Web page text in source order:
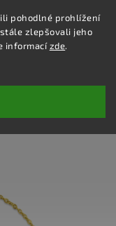
pohodlné prohlížení
zlepšovali jeho
informacízde.
Hledat